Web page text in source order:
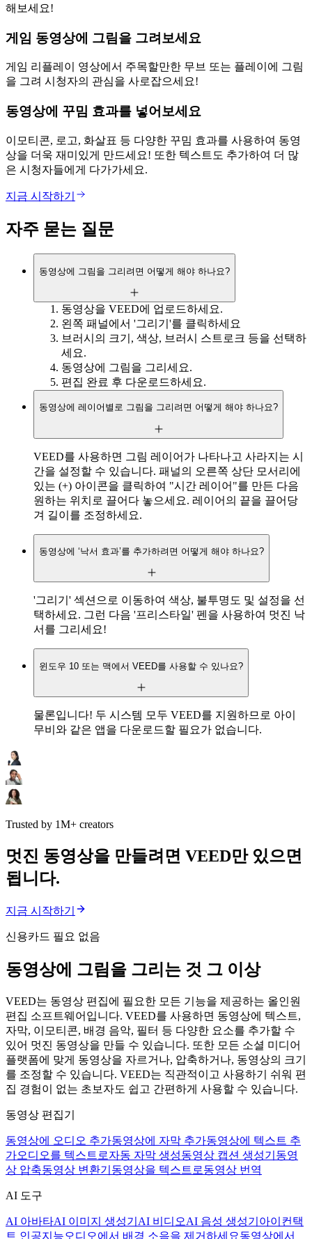
해보세요!
게임 동영상에 그림을 그려보세요
게임 리플레이 영상에서 주목할만한 무브 또는 플레이에 그림
을 그려 시청자의 관심을 사로잡으세요!
동영상에 꾸밈 효과를 넣어보세요
이모티콘, 로고, 화살표 등 다양한 꾸밈 효과를 사용하여 동영
상을 더욱 재미있게 만드세요! 또한 텍스트도 추가하여 더 많
은 시청자들에게 다가가세요.
지금 시작하기
자주 묻는 질문
동영상에 그림을 그리려면 어떻게 해야 하나요?
동영상을 VEED에 업로드하세요.
왼쪽 패널에서 '그리기'를 클릭하세요
브러시의 크기, 색상, 브러시 스트로크 등을 선택하
세요.
동영상에 그림을 그리세요.
편집 완료 후 다운로드하세요.
동영상에 레이어별로 그림을 그리려면 어떻게 해야 하나요?
VEED를 사용하면 그림 레이어가 나타나고 사라지는 시
간을 설정할 수 있습니다. 패널의 오른쪽 상단 모서리에
있는 (+) 아이콘을 클릭하여 "시간 레이어"를 만든 다음
원하는 위치로 끌어다 놓으세요. 레이어의 끝을 끌어당
겨 길이를 조정하세요.
동영상에 ‘낙서 효과’를 추가하려면 어떻게 해야 하나요?
'그리기' 섹션으로 이동하여 색상, 불투명도 및 설정을 선
택하세요. 그런 다음 '프리스타일' 펜을 사용하여 멋진 낙
서를 그리세요!
윈도우 10 또는 맥에서 VEED를 사용할 수 있나요?
물론입니다! 두 시스템 모두 VEED를 지원하므로 아이
무비와 같은 앱을 다운로드할 필요가 없습니다.
Trusted by 1M+ creators
멋진 동영상을 만들려면 VEED만 있으면
됩니다.
지금 시작하기
신용카드 필요 없음
동영상에 그림을 그리는 것 그 이상
VEED는 동영상 편집에 필요한 모든 기능을 제공하는 올인원
편집 소프트웨어입니다. VEED를 사용하면 동영상에 텍스트,
자막, 이모티콘, 배경 음악, 필터 등 다양한 요소를 추가할 수
있어 멋진 동영상을 만들 수 있습니다. 또한 모든 소셜 미디어
플랫폼에 맞게 동영상을 자르거나, 압축하거나, 동영상의 크기
를 조정할 수 있습니다. VEED는 직관적이고 사용하기 쉬워 편
집 경험이 없는 초보자도 쉽고 간편하게 사용할 수 있습니다.
동영상 편집기
동영상에 오디오 추가동영상에 자막 추가동영상에 텍스트 추
가오디오를 텍스트로자동 자막 생성동영상 캡션 생성기 동영
상 압축동영상 변환기 동영상을 텍스트로동영상 번역
AI 도구
AI 아바타AI 이미지 생성기 AI 비디오AI 음성 생성기 아이컨택
트 인공지능오디오에서 배경 소음을 제거하세요동영상에서